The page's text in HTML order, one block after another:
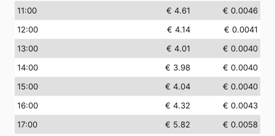
11:00 € 4.61
€ 0.0046
12:00 € 4.14
€ 0.0041
13:00 € 4.01
€ 0.0040
14:00 € 3.98
€ 0.0040
15:00 € 4.04
€ 0.0040
16:00 € 4.32
€ 0.0043
17:00 € 5.82
€ 0.0058